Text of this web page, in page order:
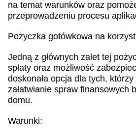
na temat warunków oraz
przeprowadzeniu procesu
Pożyczka gotówkowa na
Jedną z głównych zalet tej
spłaty oraz możliwość
doskonała opcja dla tych,
załatwianie spraw finansowych
domu.
Warunki: